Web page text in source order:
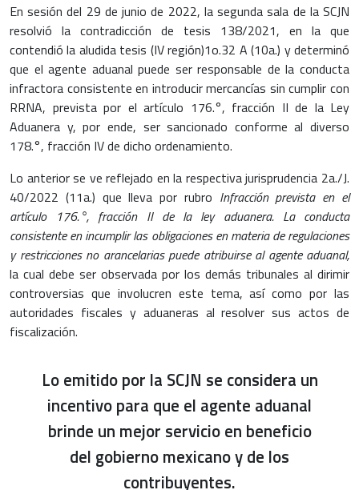
En sesión del 29 de junio de 2022, la segunda sala de la SCJN
resolvió la contradicción de tesis 138/2021, en la que
contendió la aludida tesis (IV región)1o.32 A (10a.) y determinó
que el agente aduanal puede ser responsable de la conducta
infractora consistente en introducir mercancías sin cumplir con
RRNA, prevista por el artículo 176.°, fracción II de la Ley
Aduanera y, por ende, ser sancionado conforme al diverso
178.°, fracción IV de dicho ordenamiento.
Lo anterior se ve reflejado en la respectiva jurisprudencia 2a./J.
40/2022 (11a.) que lleva por rubro Infracción prevista en el
artículo 176.°, fracción II de la ley aduanera. La conducta
consistente en incumplir las obligaciones en materia de regulaciones
y restricciones no arancelarias puede atribuirse al agente aduanal,
la cual debe ser observada por los demás tribunales al dirimir
controversias que involucren este tema, así como por las
autoridades fiscales y aduaneras al resolver sus actos de
fiscalización.
Lo emitido por la SCJN se considera un
incentivo para que el agente aduanal
brinde un mejor servicio en beneficio
del gobierno mexicano y de los
contribuyentes.